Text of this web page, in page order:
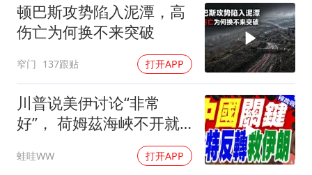
顿巴斯攻势陷入泥潭，高
伤亡为何换不来突破
窄门 137跟贴 打开APP
川普说美伊讨论“非常
好”， 荷姆茲海峽不开就
出重拳｜帅化民.孙大千.
谢寒冰｜辣晚报20260805
蛙哇WW 打开APP